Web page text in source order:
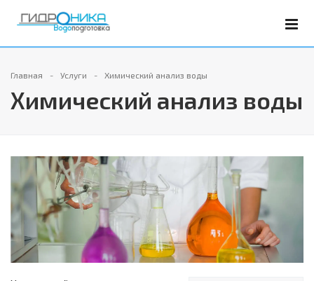
Главная Услуги Химический анализ воды
Химический анализ воды